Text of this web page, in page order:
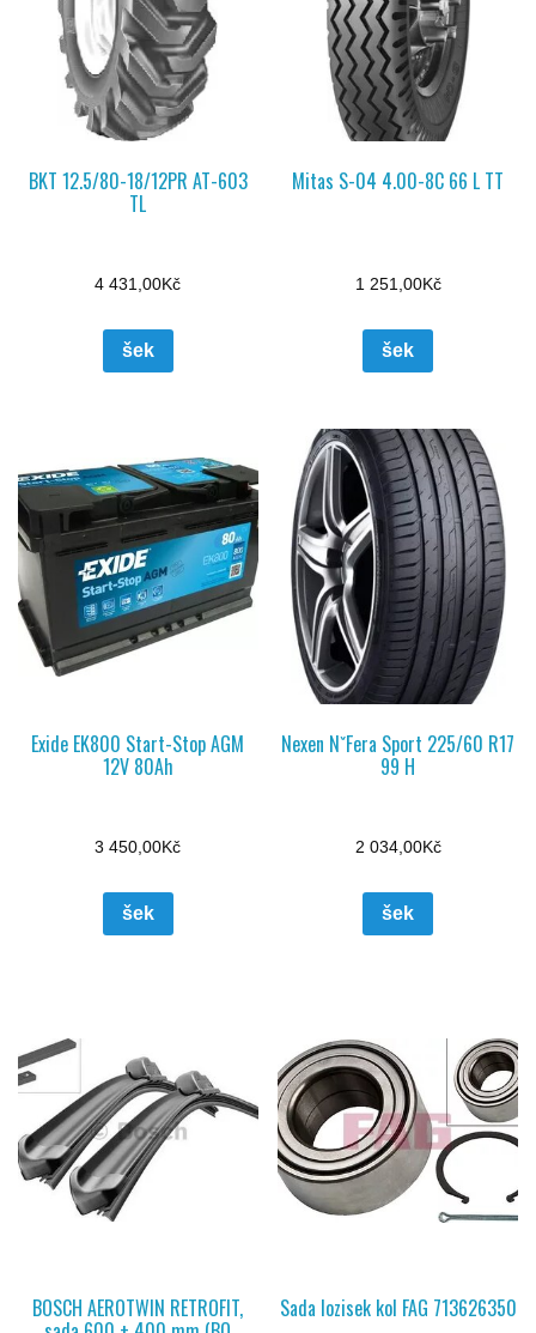
BKT 12.5/80-18/12PR AT-603
TL
4 431,00Kč
šek
Mitas S-04 4.00-8C 66 L TT
1 251,00Kč
šek
Exide EK800 Start-Stop AGM
12V 80Ah
3 450,00Kč
šek
Nexen NˇFera Sport 225/60 R17
99 H
2 034,00Kč
šek
BOSCH AEROTWIN RETROFIT, Sada lozisek kol FAG 713626350